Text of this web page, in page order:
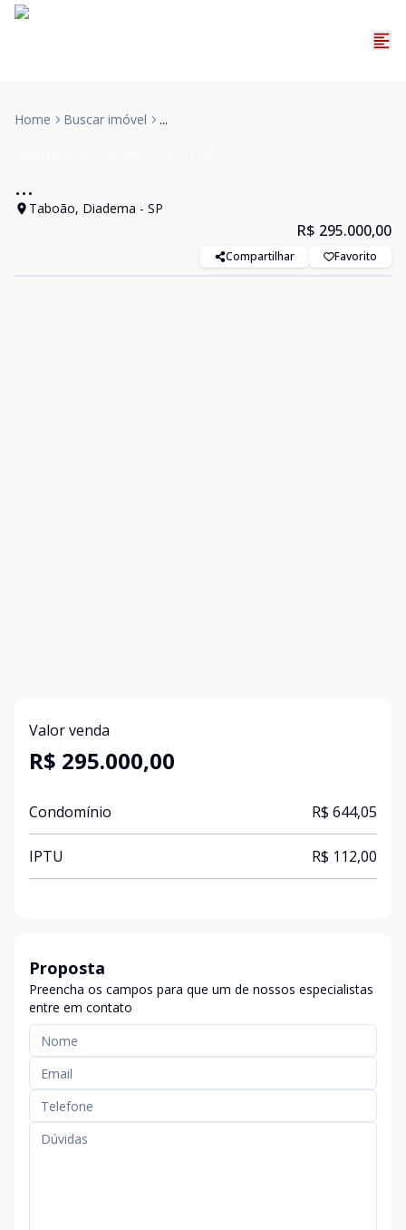
Home Buscar imóvel ...
...
Taboão, Diadema - SP
R$ 295.000,00
Compartilhar Favorito
Valor venda
R$ 295.000,00
Condomínio R$ 644,05
IPTU R$ 112,00
Proposta
Preencha os campos para que um de nossos especialistas
entre em contato